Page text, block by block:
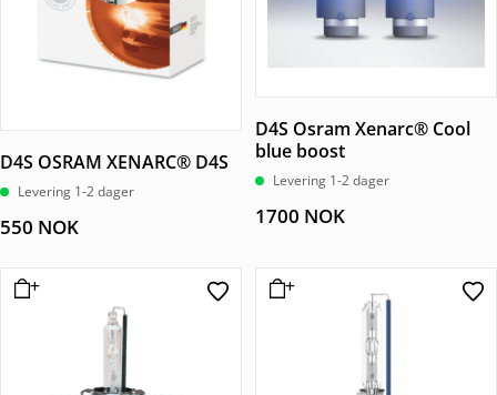
D4S OSRAM XENARC® D4S
Levering 1-2 dager
550 NOK
D4S Osram Xenarc® Cool
blue boost
Levering 1-2 dager
1700 NOK